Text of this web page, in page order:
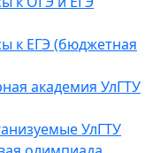
к ЕГЭ (бюджетная
академия УлГТУ
УлГТУ